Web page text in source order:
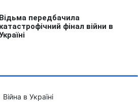
Війна в Україні